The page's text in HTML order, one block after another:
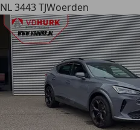
NL 3443 TJWoerden